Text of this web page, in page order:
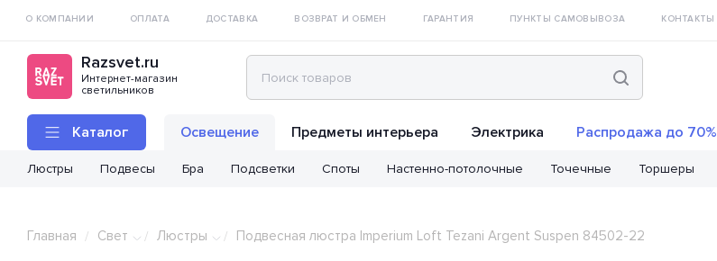
О КОМПАНИИ ОПЛАТА ДОСТАВКА ВОЗВРАТ И ОБМЕН ГАРАНТИЯ ПУНКТЫ САМОВЫВОЗА КОНТАКТЫ
Razsvet.ru
Интернет-магазин
светильников
Каталог Освещение
Люстры Подвесы Бра Подсветки Споты Настенно-потолочные Точечные Торшеры
Предметы интерьера Электрика Распродажа до 70%
Главная / Свет / Люстры / Подвесная люстра Imperium Loft Tezani Argent Suspen 84502-22